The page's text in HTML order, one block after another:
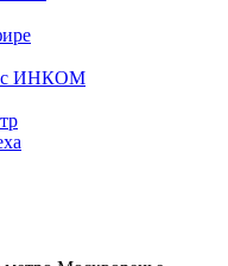
с ИНКОМ